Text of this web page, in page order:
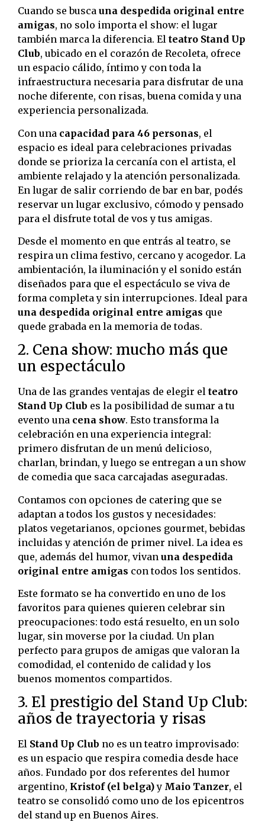
Cuando se busca una despedida original entre
amigas, no solo importa el show: el lugar
también marca la diferencia. El teatro Stand Up
Club, ubicado en el corazón de Recoleta, ofrece
un espacio cálido, íntimo y con toda la
infraestructura necesaria para disfrutar de una
noche diferente, con risas, buena comida y una
experiencia personalizada.
Con una capacidad para 46 personas, el
espacio es ideal para celebraciones privadas
donde se prioriza la cercanía con el artista, el
ambiente relajado y la atención personalizada.
En lugar de salir corriendo de bar en bar, podés
reservar un lugar exclusivo, cómodo y pensado
para el disfrute total de vos y tus amigas.
Desde el momento en que entrás al teatro, se
respira un clima festivo, cercano y acogedor. La
ambientación, la iluminación y el sonido están
diseñados para que el espectáculo se viva de
forma completa y sin interrupciones. Ideal para
una despedida original entre amigas que
quede grabada en la memoria de todas.
2. Cena show: mucho más que
un espectáculo
Una de las grandes ventajas de elegir el teatro
Stand Up Club es la posibilidad de sumar a tu
evento una cena show. Esto transforma la
celebración en una experiencia integral:
primero disfrutan de un menú delicioso,
charlan, brindan, y luego se entregan a un show
de comedia que saca carcajadas aseguradas.
Contamos con opciones de catering que se
adaptan a todos los gustos y necesidades:
platos vegetarianos, opciones gourmet, bebidas
incluidas y atención de primer nivel. La idea es
que, además del humor, vivan una despedida
original entre amigas con todos los sentidos.
Este formato se ha convertido en uno de los
favoritos para quienes quieren celebrar sin
preocupaciones: todo está resuelto, en un solo
lugar, sin moverse por la ciudad. Un plan
perfecto para grupos de amigas que valoran la
comodidad, el contenido de calidad y los
buenos momentos compartidos.
3. El prestigio del Stand Up Club:
años de trayectoria y risas
El Stand Up Club no es un teatro improvisado:
es un espacio que respira comedia desde hace
años. Fundado por dos referentes del humor
argentino, Kristof (el belga)y Maio Tanzer, el
teatro se consolidó como uno de los epicentros
del stand up en Buenos Aires.